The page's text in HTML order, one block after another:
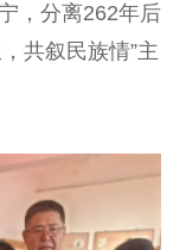
，分离262年后
共叙民族情”主